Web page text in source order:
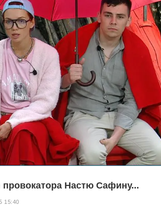
провокатора Настю Сафину...
15:40